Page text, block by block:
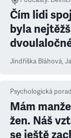
Čím lidi
byla
Jindřiška Bláhová,
Psychologická
Mám
žen. Náš
se ještě